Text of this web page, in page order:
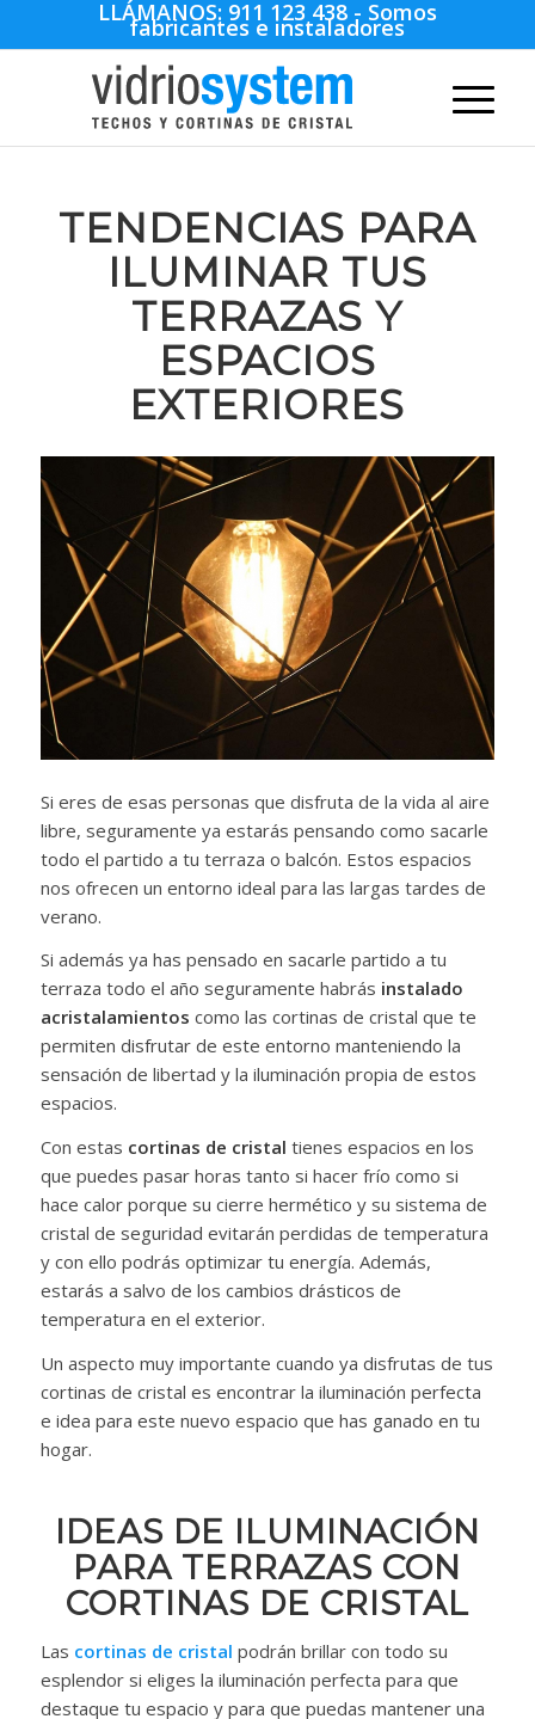
LLÁMANOS: 911 123 438 - Somos
fabricantes e instaladores
TENDENCIAS PARA
ILUMINAR TUS
TERRAZAS Y
ESPACIOS
EXTERIORES
Si eres de esas personas que disfruta de la vida al aire
libre, seguramente ya estarás pensando como sacarle
todo el partido a tu terraza o balcón. Estos espacios
nos ofrecen un entorno ideal para las largas tardes de
verano.
Si además ya has pensado en sacarle partido a tu
terraza todo el año seguramente habrás instalado
acristalamientos como las cortinas de cristal que te
permiten disfrutar de este entorno manteniendo la
sensación de libertad y la iluminación propia de estos
espacios.
Con estas cortinas de cristal tienes espacios en los
que puedes pasar horas tanto si hacer frío como si
hace calor porque su cierre hermético y su sistema de
cristal de seguridad evitarán perdidas de temperatura
y con ello podrás optimizar tu energía. Además,
estarás a salvo de los cambios drásticos de
temperatura en el exterior.
Un aspecto muy importante cuando ya disfrutas de tus
cortinas de cristal es encontrar la iluminación perfecta
e idea para este nuevo espacio que has ganado en tu
hogar.
IDEAS DE ILUMINACIÓN
PARA TERRAZAS CON
CORTINAS DE CRISTAL
Las cortinas de cristal podrán brillar con todo su
esplendor si eliges la iluminación perfecta para que
destaque tu espacio y para que puedas mantener una